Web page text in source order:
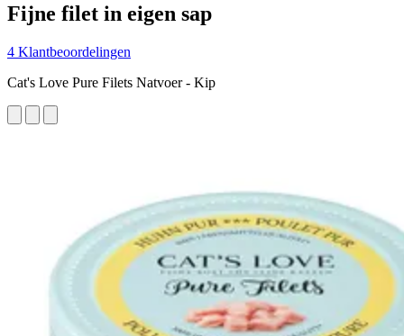
Fijne filet in eigen sap
4 Klantbeoordelingen
Cat's Love Pure Filets Natvoer - Kip